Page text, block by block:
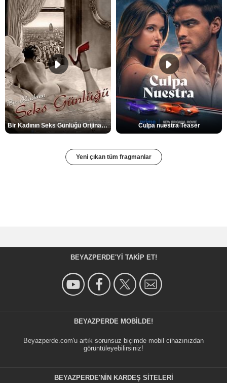
Bir Kadının Seks Günlüğü Orijinal Fragman Culpa nuestra Teaser
Yeni çıkan tüm fragmanlar
BEYAZPERDE'YI TAKIP ET!
BEYAZPERDE MOBILDE!
Beyazperde.com'u artık sorunsuz biçimde mobil cihazınızdan
görüntüleyebilirsiniz!
BEYAZPERDE'NIN KARDEŞ SİTELERİ